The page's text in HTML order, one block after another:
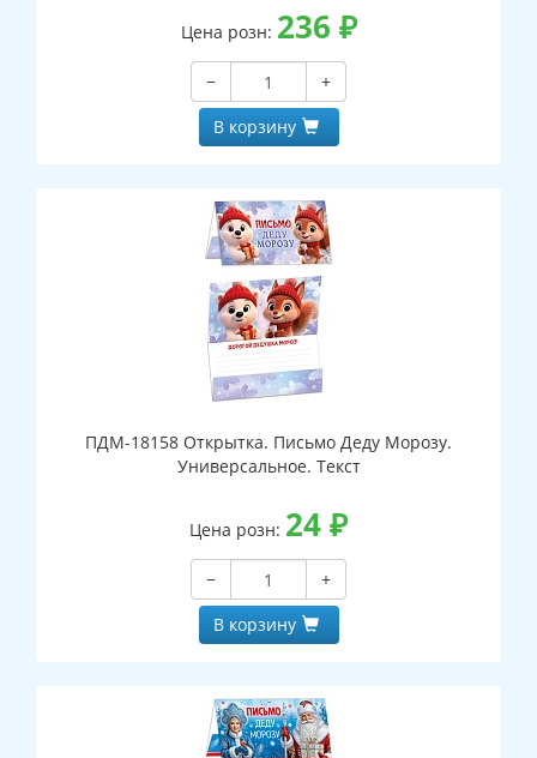
Цена розн: 236 ₽
−
+
В корзину
ПДМ-18158 Открытка. Письмо Деду Морозу.
Универсальное. Текст
Цена розн: 24₽
−
+
В корзину